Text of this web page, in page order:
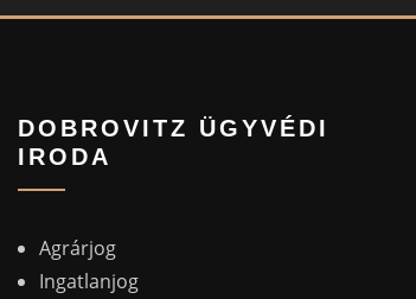
DOBROVITZ ÜGYVÉDI
IRODA
Agrárjog
Ingatlanjog